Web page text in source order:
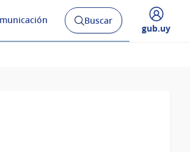
Abrir
buscador
Buscar
Desplegar
gub.uy